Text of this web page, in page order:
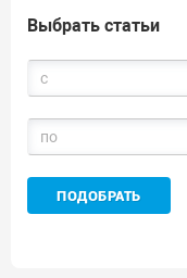
Выбрать статьи